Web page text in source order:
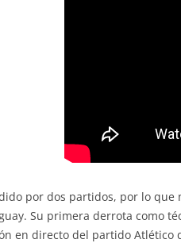
por dos partidos, por lo
Su primera derrota como
en directo del partido Atlético